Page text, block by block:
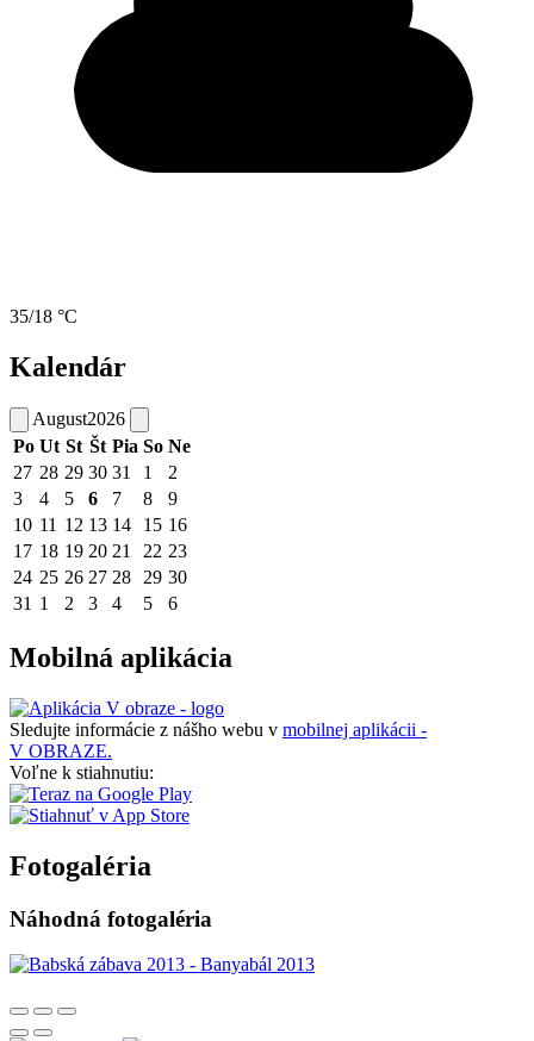
35/18 °C
Kalendár
August2026
Po Ut St Št Pia So Ne
27 28 29 30 31 1
2
3
4 5 6 7 8
9
10 11 12 13 14 15 16
17 18 19 20 21 22 23
24 25 26 27 28 29 30
31 1 2 3 4 5 6
Mobilná aplikácia
Sledujte informácie z nášho webu v mobilnej aplikácii -
V OBRAZE.
Voľne k stiahnutiu:
Fotogaléria
Náhodná fotogaléria